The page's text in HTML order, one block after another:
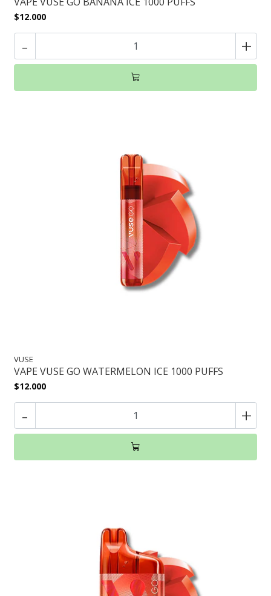
$12.000
- +
VUSE
VAPE VUSE GO WATERMELON ICE 1000 PUFFS
$12.000
- +